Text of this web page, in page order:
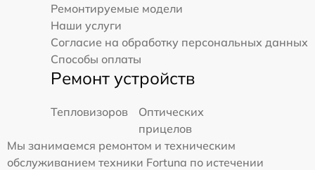
Ремонтируемые модели
Наши услуги
Согласие на обработку персональных данных
Способы оплаты
Ремонт устройств
Тепловизоров
Оптических
прицелов
Мы занимаемся ремонтом и техническим
обслуживанием техники Fortuna по истечении